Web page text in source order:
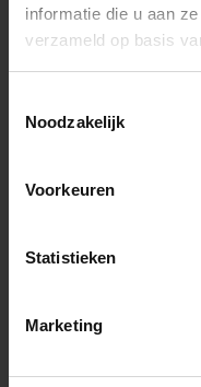
informatie die u aan
verzameld op basis
Noodzakelijk
Voorkeuren
Statistieken
Marketing
op aanvraag
Lees meer